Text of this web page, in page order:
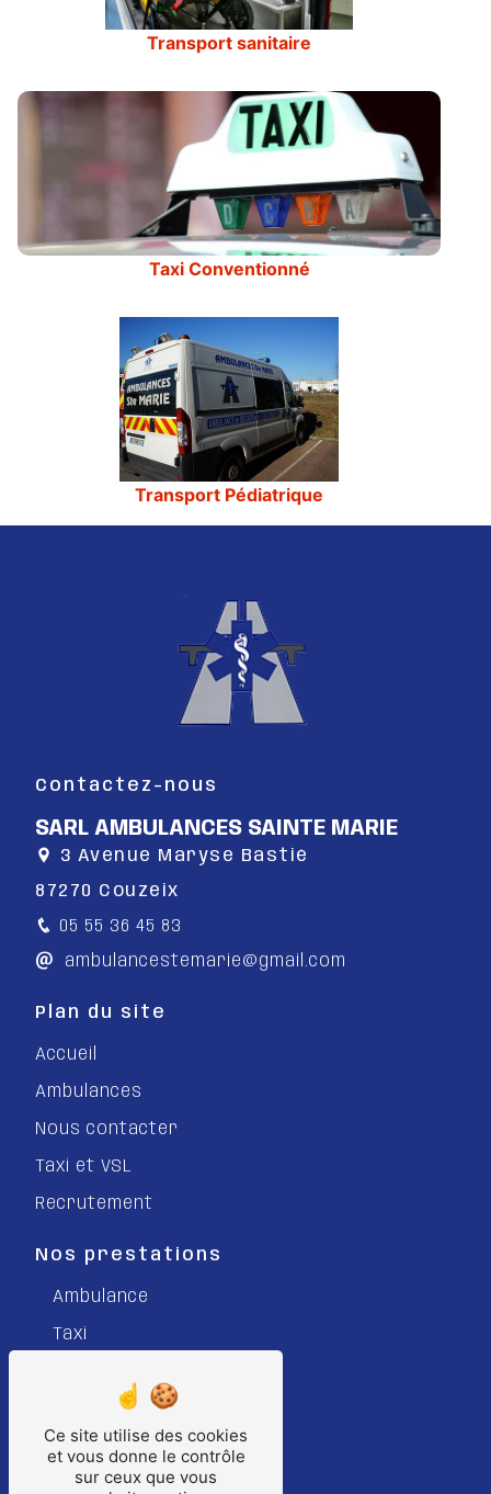
Transport sanitaire
Taxi Conventionné
Transport Pédiatrique
Contactez-nous
SARL AMBULANCES SAINTE MARIE
3 Avenue Maryse Bastié
87270 Couzeix
05 55 36 45 83
ambulancestemarie@gmail.com
Plan du site
Accueil
Ambulances
Nous contacter
Taxi et VSL
Recrutement
Nos prestations
Ambulance
Taxi
Transport sanitaire
Taxi Conventionné
Ce site utilise des cookies
et vous donne le contrôle
sur ceux que vous